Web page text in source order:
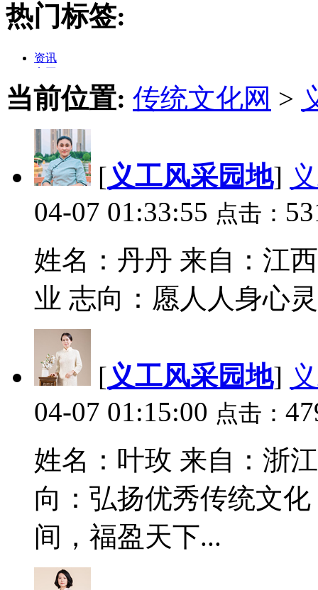
热门标签:
资讯
文化
国学
格言
民俗
养生
讲学
音乐
视频
当前位置: 传统文化网 >
[义工风采园地]
04-07 01:33:55 点击：
姓名：丹丹 来自：江
业 志向：愿人人身心
[义工风采园地]
04-07 01:15:00 点击：
姓名：叶玫 来自：浙
向：弘扬优秀传统文
间，福盈天下...